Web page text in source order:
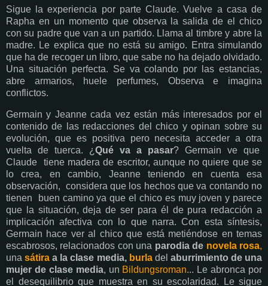
Sigue la experiencia por parte Claude. Vuelve a casa de
Rapha en un momento que observa la salida de el chico
con su padre que van a un partido. Llama al timbre y abre la
madre. Le explica que no está su amigo. Entra simulando
que ha de recoger un libro, que sabe no ha dejado olvidado.
Una situación perfecta. Se va colando por las estancias,
abre armarios, huele perfumes, Observa e imagina
conflictos.
Germain y Jeanne cada vez están más interesados por el
contenido de las redacciones del chico y opinan sobre su
evolución, que es positiva pero necesita acceder a otra
vuelta de tuerca. ¿ Qué va a pasar? Germain ve que
Claude tiene madera de escritor, aunque no quiere que se
lo crea, en cambio, Jeanne teniendo en cuenta esa
observación, considera que los hechos que va contando no
tienen buen camino ya que el chico es muy joven y parece
que la situación, deja de ser para él de pura redacción a
implicación afectiva con lo que narra. Con esta síntesis,
Germain hace ver al chico que está metiéndose en temas
escabrosos, relacionados con una parodia de novela rosa,
unasátiraa la clase media, burladel aburrimiento de una
mujer de clase media, un Bildungsroman... Le abronca por
el desequilibrio que muestra en su escolaridad. Le sigue